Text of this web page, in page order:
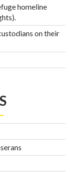
homeline
on their